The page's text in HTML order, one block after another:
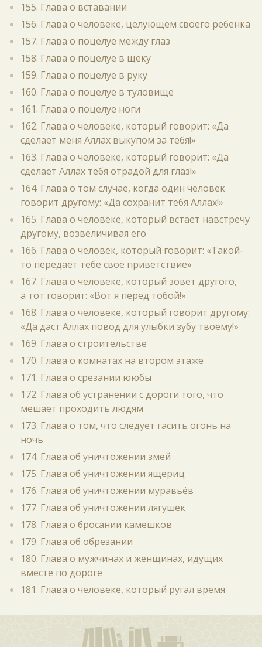
155. Глава о вставании
156. Глава о человеке, целующем своего ребёнка
157. Глава о поцелуе между глаз
158. Глава о поцелуе в щёку
159. Глава о поцелуе в руку
160. Глава о поцелуе в туловище
161. Глава о поцелуе ноги
162. Глава о человеке, который говорит: «Да
сделает меня Аллах выкупом за тебя!»
163. Глава о человеке, который говорит: «Да
сделает Аллах тебя отрадой для глаз!»
164. Глава о том случае, когда один человек
говорит другому: «Да сохранит тебя Аллах!»
165. Глава о человеке, который встаёт навстречу
другому, возвеличивая его
166. Глава о человек, который говорит: «Такой-
то передаёт тебе своё приветствие»
167. Глава о человеке, который зовёт другого,
а тот говорит: «Вот я перед тобой!»
168. Глава о человеке, который говорит другому:
«Да даст Аллах повод для улыбки зубу твоему!»
169. Глава о строительстве
170. Глава о комнатах на втором этаже
171. Глава о срезании ююбы
172. Глава об устранении с дороги того, что
мешает проходить людям
173. Глава о том, что следует гасить огонь на
ночь
174. Глава об уничтожении змей
175. Глава об уничтожении ящериц
176. Глава об уничтожении муравьёв
177. Глава об уничтожении лягушек
178. Глава о бросании камешков
179. Глава об обрезании
180. Глава о мужчинах и женщинах, идущих
вместе по дороге
181. Глава о человеке, который ругал время